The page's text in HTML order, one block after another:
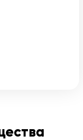
поля